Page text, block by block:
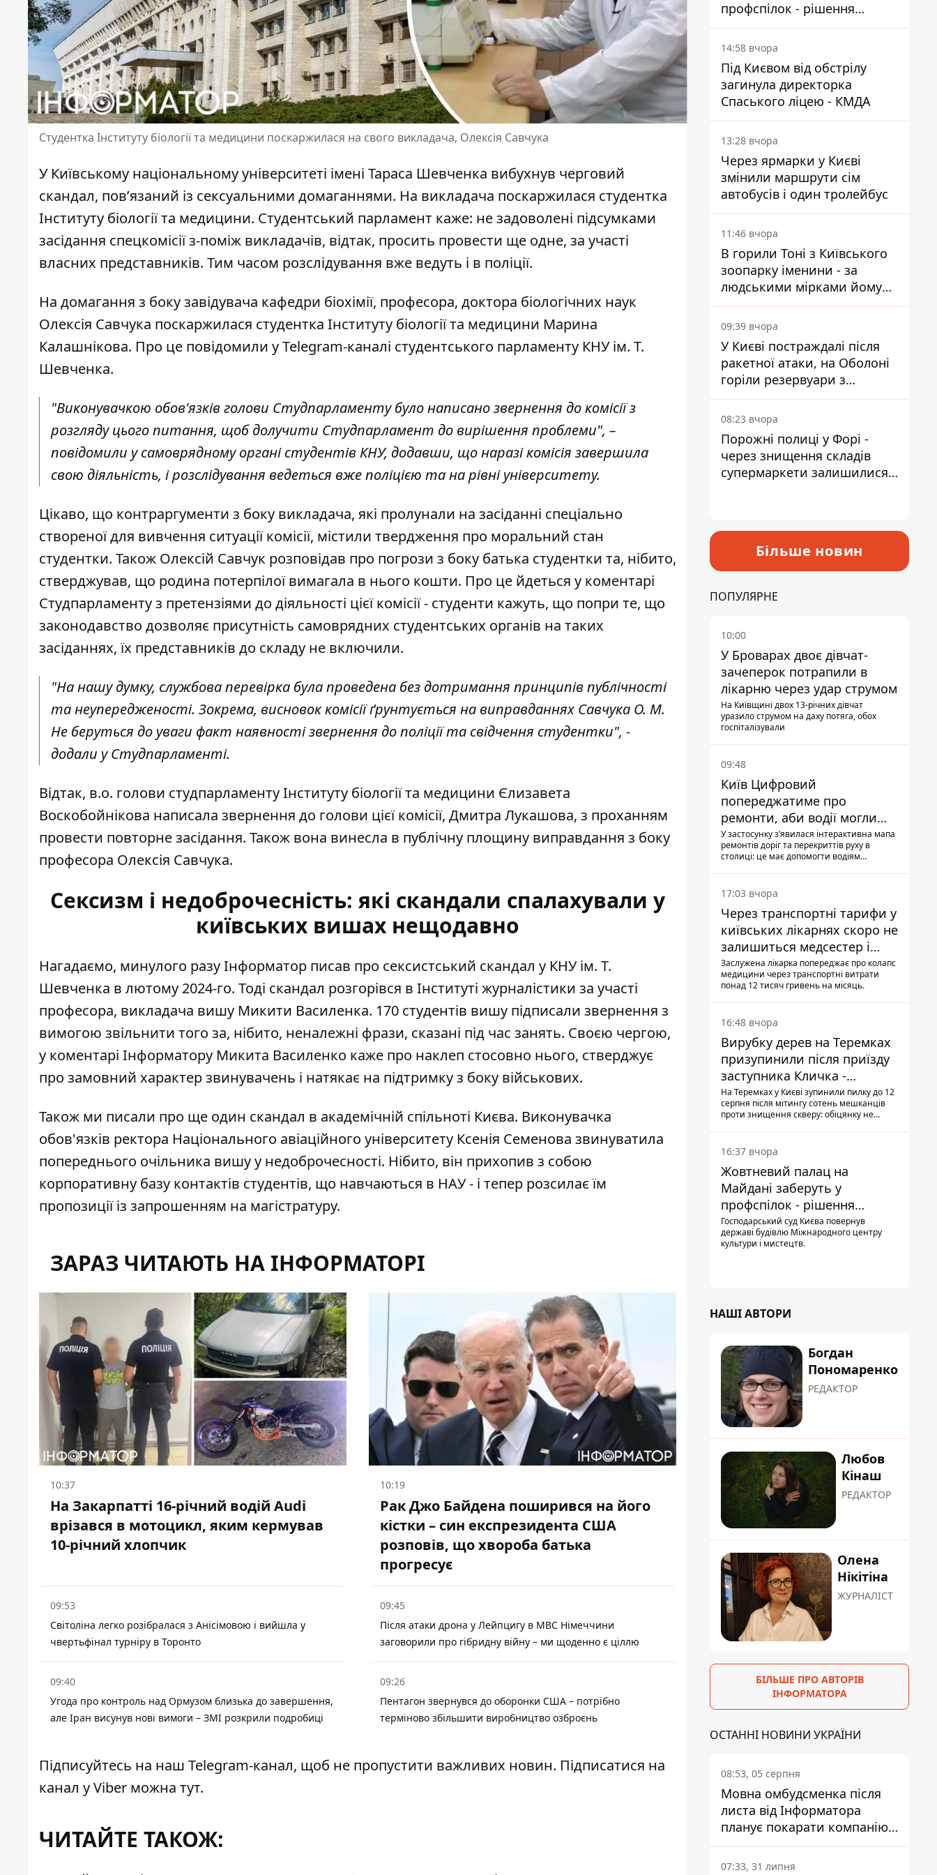
Студентка Інституту біології та медицини поскаржилася на свого викладача, Олексія Савчука
У Київському національному університеті імені Тараса Шевченка вибухнув черговий
скандал, пов’язаний із сексуальними домаганнями. На викладача поскаржилася студентка
Інституту біології та медицини. Студентський парламент каже: не задоволені підсумками
засідання спецкомісії з-поміж викладачів, відтак, просить провести ще одне, за участі
власних представників. Тим часом розслідування вже ведуть і в поліції.
На домагання з боку завідувача кафедри біохімії, професора, доктора біологічних наук
Олексія Савчука поскаржилася студентка Інституту біології та медицини Марина
Калашнікова. Про це повідомили у Telegram-каналі студентського парламенту КНУ ім. Т.
Шевченка.
"Виконувачкою обов'язків голови Студпарламенту було написано звернення до комісії з
розгляду цього питання, щоб долучити Студпарламент до вирішення проблеми", –
повідомили у самоврядному органі студентів КНУ, додавши, що наразі комісія завершила
свою діяльність, і розслідування ведеться вже поліцією та на рівні університету.
Цікаво, що контраргументи з боку викладача, які пролунали на засіданні спеціально
створеної для вивчення ситуації комісії, містили твердження про моральний стан
студентки. Також Олексій Савчук розповідав про погрози з боку батька студентки та, нібито,
стверджував, що родина потерпілої вимагала в нього кошти. Про це йдеться у коментарі
Студпарламенту з претензіями до діяльності цієї комісії - студенти кажуть, що попри те, що
законодавство дозволяє присутність самоврядних студентських органів на таких
засіданнях, їх представників до складу не включили.
"На нашу думку, службова перевірка була проведена без дотримання принципів публічності
та неупередженості. Зокрема, висновок комісії ґрунтується на виправданнях Савчука О. М.
Не беруться до уваги факт наявності звернення до поліції та свідчення студентки", -
додали у Студпарламенті.
Відтак, в.о. голови студпарламенту Інституту біології та медицини Єлизавета
Воскобойнікова написала звернення до голови цієї комісії, Дмитра Лукашова, з проханням
провести повторне засідання. Також вона винесла в публічну площину виправдання з боку
професора Олексія Савчука.
Сексизм і недоброчесність: які скандали спалахували у
київських вишах нещодавно
Нагадаємо, минулого разу Інформатор писав про сексистський скандал у КНУ ім. Т.
Шевченка в лютому 2024-го. Тоді скандал розгорівся в Інституті журналістики за участі
професора, викладача вишу Микити Василенка. 170 студентів вишу підписали звернення з
вимогою звільнити того за, нібито, неналежні фрази, сказані під час занять. Своєю чергою,
у коментарі Інформатору Микита Василенко каже про наклеп стосовно нього, стверджує
про замовний характер звинувачень і натякає на підтримку з боку військових.
Також ми писали про ще один скандал в академічній спільноті Києва. Виконувачка
обов'язків ректора Національного авіаційного університету Ксенія Семенова звинуватила
попереднього очільника вишуу недоброчесності. Нібито, він прихопив з собою
корпоративну базу контактів студентів, що навчаються в НАУ - і тепер розсилає їм
пропозиції із запрошенням на магістратуру.
ЗАРАЗ ЧИТАЮТЬ НА ІНФОРМАТОРІ
10:37
На Закарпатті 16-річний водій Audi
врізався в мотоцикл, яким кермував
10-річний хлопчик
10:19
Рак Джо Байдена поширився на його
кістки – син експрезидента США
розповів, що хвороба батька
прогресує
09:53
Світоліна легко розібралася з Анісімовою і вийшла у
чвертьфінал турніру в Торонто
09:45
Після атаки дрона у Лейпцигу в МВС Німеччини
заговорили про гібридну війну – ми щоденно є ціллю
09:40
Угода про контроль над Ормузом близька до завершення,
але Іран висунув нові вимоги – ЗМІ розкрили подробиці
09:26
Пентагон звернувся до оборонки США – потрібно
терміново збільшити виробництво озброєнь
Підписуйтесь на наш Telegram-канал, щоб не пропустити важливих новин. Підписатися на
канал у Viber можна тут.
ЧИТАЙТЕ ТАКОЖ:
профспілок - рішення
Господарського суду
14:58 вчора
Під Києвом від обстрілу
загинула директорка
Спаського ліцею - КМДА
13:28 вчора
Через ярмарки у Києві
змінили маршрути сім
автобусів і один тролейбус
11:46 вчора
В горили Тоні з Київського
зоопарку іменини - за
людськими мірками йому
вже понад 90 років
09:39 вчора
У Києві постраждалі після
ракетної атаки, на Оболоні
горіли резервуари з
паливом
08:23 вчора
Порожні полиці у Форі -
через знищення складів
супермаркети залишилися
Більше новин
ПОПУЛЯРНЕ
10:00
У Броварах двоє дівчат-
зачеперок потрапили в
лікарню через удар струмом
На Київщині двох 13-річних дівчат
уразило струмом на даху потяга, обох
госпіталізували
09:48
Київ Цифровий
попереджатиме про
ремонти, аби водії могли
уникати ділянок із заторами
У застосунку зʼявилася інтерактивна мапа
ремонтів доріг та перекриттів руху в
столиці: це має допомогти водіям
17:03 вчора
Через транспортні тарифи у
київських лікарнях скоро не
залишиться медсестер і
санітарок - професор
Голубовська
Заслужена лікарка попереджає про колапс
медицини через транспортні витрати
понад 12 тисяч гривень на місяць.
16:48 вчора
Вирубку дерев на Теремках
призупинили після приїзду
заступника Кличка -
почався діалог
На Теремках у Києві зупинили пилку до 12
серпня після мітингу сотень мешканців
проти знищення скверу: обіцянку не
прибув налагодити комунікацію
16:37 вчора
Жовтневий палац на
Майдані заберуть у
профспілок - рішення
Господарського суду
Господарський суд Києва повернув
державі будівлю Міжнародного центру
культури і мистецтв.
НАШІ АВТОРИ
Богдан
Пономаренко
РЕДАКТОР
Любов
Кінаш
РЕДАКТОР
Олена
Нікітіна
ЖУРНАЛІСТ
БІЛЬШЕ ПРО АВТОРІВ
ІНФОРМАТОРА
ОСТАННІ НОВИНИ УКРАЇНИ
08:53, 05 серпня
Мовна омбудсменка після
листа від Інформатора
планує покарати компанію-
підрядника ПриватБанку
07:33, 31 липня